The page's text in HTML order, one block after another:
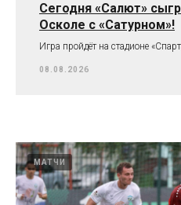
Сегодня «Салют»
Осколе с «Сатурном»!
Игра пройдёт на стадионе
08.08.2026
МАТЧИ